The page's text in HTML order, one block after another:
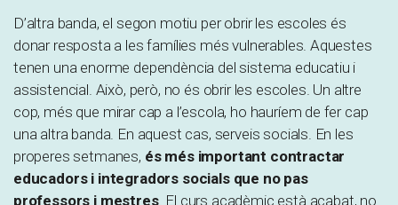
D’altra banda, el segon motiu per obrir les escoles és
donar resposta a les famílies més vulnerables. Aquestes
tenen una enorme dependència del sistema educatiu i
assistencial. Això, però, no és obrir les escoles. Un altre
cop, més que mirar cap a l’escola, ho hauríem de fer cap
una altra banda. En aquest cas, serveis socials. En les
properes setmanes, és més important contractar
educadors i integradors socials que no pas
professors i mestres. El curs acadèmic està acabat, no